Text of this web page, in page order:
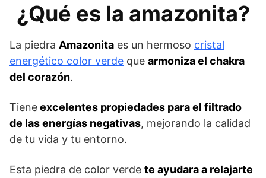
¿Qué es la amazonita?
La piedra Amazonita es un hermoso cristal
energético color verde que armoniza el chakra
del corazón.
Tieneexcelentes propiedades para el filtrado
de las energías negativas, mejorando la calidad
de tu vida y tu entorno.
Esta piedra de color verde te ayudara a relajarte